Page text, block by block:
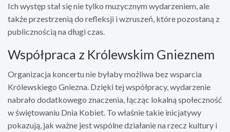
Ich występ stał się nie tylko muzycznym wydarzeniem, ale
także przestrzenią do refleksji i wzruszeń, które pozostaną z
publicznością na długi czas.
Współpraca z Królewskim Gnieznem
Organizacja koncertu nie byłaby możliwa bez wsparcia
Królewskiego Gniezna. Dzięki tej współpracy, wydarzenie
nabrało dodatkowego znaczenia, łącząc lokalną społeczność
w świętowaniu Dnia Kobiet. To właśnie takie inicjatywy
pokazują, jak ważne jest wspólne działanie na rzecz kultury i